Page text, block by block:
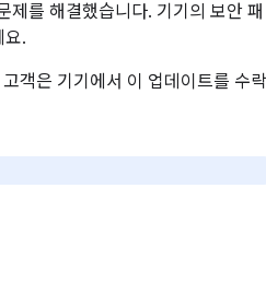
를 해결했습니다. 기기의 보안 패
요.
객은 기기에서 이 업데이트를 수락